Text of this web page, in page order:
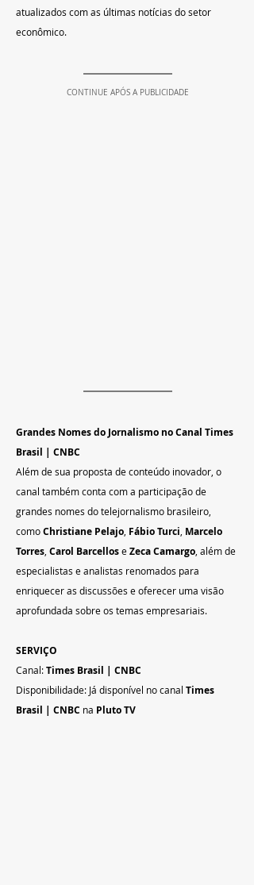
atualizados com as últimas notícias do setor
econômico.
CONTINUE APÓS A PUBLICIDADE
Grandes Nomes do Jornalismo no Canal Times
Brasil | CNBC
Além de sua proposta de conteúdo inovador, o
canal também conta com a participação de
grandes nomes do telejornalismo brasileiro,
como Christiane Pelajo Fábio Turci Marcelo
Torres Carol Barcellos e Zeca Camargo , além de
especialistas e analistas renomados para
enriquecer as discussões e oferecer uma visão
aprofundada sobre os temas empresariais.
SERVIÇO
Canal: Times Brasil | CNBC
Disponibilidade: Já disponível no canal Times
Brasil | CNBC na Pluto TV